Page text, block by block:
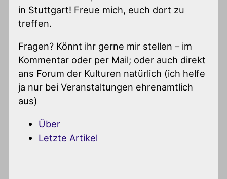
in Stuttgart! Freue mich, euch dort zu
treffen.
Fragen? Könnt ihr gerne mir stellen – im
Kommentar oder per Mail; oder auch direkt
ans Forum der Kulturen natürlich (ich helfe
ja nur bei Veranstaltungen ehrenamtlich
aus)
Über
Letzte Artikel